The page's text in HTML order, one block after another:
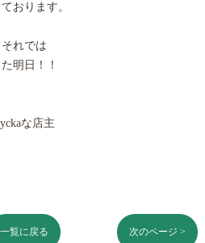
おります。
それでは
た明日！！
な店主
一覧に戻る 次のページ >